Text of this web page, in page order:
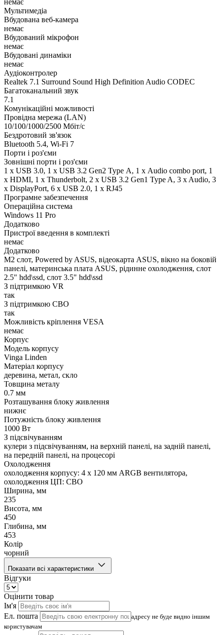
Мультимедіа
Вбудована веб-камера
немає
Вбудований мікрофон
немає
Вбудовані динаміки
немає
Аудіоконтролер
Realtek 7.1 Surround Sound High Definition Audio CODEC
Багатоканальний звук
7.1
Комунікаційні можливості
Провідна мережа (LAN)
10/100/1000/2500 Мбіт/с
Бездротовий зв'язок
Bluetooth 5.4, Wi-Fi 7
Порти і роз'єми
Зовнішні порти і роз'єми
1 x USB 3.0, 1 x USB 3.2 Gen2 Type А, 1 х Audio combo port, 1
х HDMI, 1 х Thunderbolt, 2 x USB 3.2 Gen1 Type A, 3 x Audio, 3
x DisplayPort, 6 x USB 2.0, 1 x RJ45
Програмне забезпечення
Операційна система
Windows 11 Pro
Додатково
Пристрої введення в комплекті
немає
Додатково
M2 слот, Powered by ASUS, відеокарта ASUS, вікно на боковій
панелі, материнська плата ASUS, рідинне охолодження, слот
2.5" hdd\ssd, слот 3.5" hdd\ssd
З підтримкою VR
так
З підтримкою СВО
так
Можливість кріплення VESA
немає
Корпус
Модель корпусу
Vinga Linden
Матеріал корпусу
деревина, метал, скло
Товщина металу
0.7 мм
Розташування блоку живлення
нижнє
Потужність блоку живлення
1000 Вт
З підсвічуванням
кулери з підсвічуванням, на верхній панелі, на задній панелі,
на передній панелі, на процесорі
Охолодження
охолодження корпусу: 4 x 120 мм ARGB вентилятора,
охолодження ЦП: СВО
Ширина, мм
235
Висота, мм
450
Глибина, мм
453
Колір
чорний
Показати всі характеристики
Відгуки
Оцінити товар
Ім'я
Ел. пошта
адресу не буде видно іншим
користувачам